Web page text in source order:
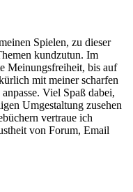
Spielen, zu dieser
kundzutun. Im
Meinungsfreiheit, bis auf
mit meiner scharfen
Viel Spaß dabei,
Umgestaltung zusehen
vertraue ich
von Forum, Email